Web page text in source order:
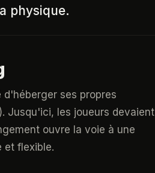
physique.
d'héberger ses propres
Jusqu'ici, les joueurs devaient
ouvre la voie à une
et flexible.